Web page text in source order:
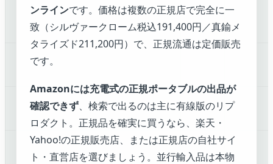
ンラインです。価格は複数の正規店で完全に一
致（シルヴァークローム税込191,400円／真鍮メ
タライズド211,200円）で、正規流通は定価販売
です。
Amazonには充電式の正規ポータブルの出品が
確認できず、検索で出るのは主に有線版のリプ
ロダクト。正規品を確実に買うなら、楽天・
Yahoo!の正規販売店、または正規店の自社サイ
ト・直営店を選びましょう。並行輸入品は本物